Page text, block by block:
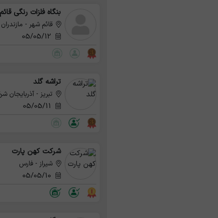
بنگاه فلزات رنگی قائم
قائم شهر - مازندران
تراشه گلد
تبریز - آذربایجان
شرکت کهن پارت
شیراز - فارس